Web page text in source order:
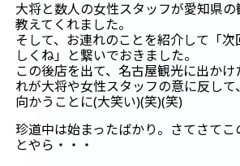
大将と数人の女性スタッフが愛知県
教えてくれました。
そして、お連れのことを紹介して「次
しくね」と繋いでおきました。
この後店を出て、名古屋観光に出か
れが大将や女性スタッフの意に反して
向かうことに(大笑い)(笑)(笑)
珍道中は始まったばかり。さてさてこ
とやら・・・